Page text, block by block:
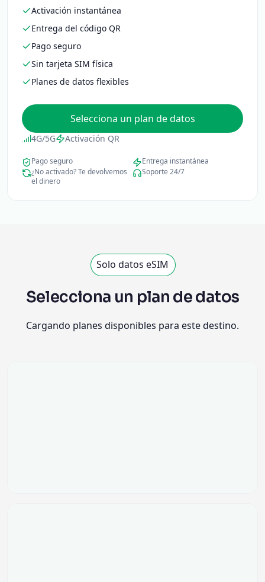
Activación instantánea
Entrega del código QR
Pago seguro
Sin tarjeta SIM física
Planes de datos flexibles
Selecciona un plan de datos
4G/5G Activación QR
Pago seguro
Entrega instantánea
¿No activado? Te devolvemos
el dinero
Soporte 24/7
Solo datos eSIM
Selecciona un plan de datos
Cargando planes disponibles para este destino.